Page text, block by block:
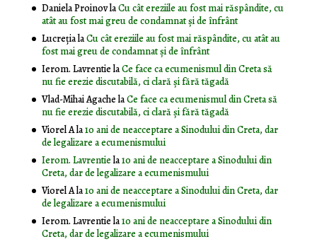
Daniela ProinovlaCu cât ereziile au fost mai răspândite, cu
atât au fost mai greu de condamnat și de înfrânt
LucrețialaCu cât ereziile au fost mai răspândite, cu atât au
fost mai greu de condamnat și de înfrânt
Ierom. LavrentielaCe face ca ecumenismul din Creta să
nu fie erezie discutabilă, ci clară și fără tăgadă
Vlad-Mihai AgachelaCe face ca ecumenismul din Creta să
nu fie erezie discutabilă, ci clară și fără tăgadă
Viorel Ala10 ani de neacceptare a Sinodului din Creta, dar
de legalizare a ecumenismului
Ierom. Lavrentiela10 ani de neacceptare a Sinodului din
Creta, dar de legalizare a ecumenismului
Viorel Ala10 ani de neacceptare a Sinodului din Creta, dar
de legalizare a ecumenismului
Ierom. Lavrentiela10 ani de neacceptare a Sinodului din
Creta, dar de legalizare a ecumenismului